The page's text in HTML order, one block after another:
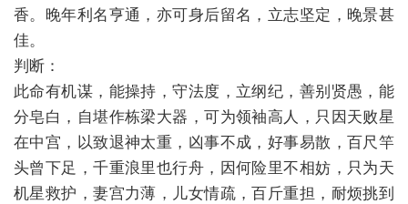
香。晚年利名亨通，亦可身后留名，立志坚定，晚景甚
佳。
判断：
此命有机谋，能操持，守法度，立纲纪，善别贤愚，能
分皂白，自堪作栋梁大器，可为领袖高人，只因天败星
在中宫，以致退神太重，凶事不成，好事易散，百尺竿
头曾下足，千重浪里也行舟，因何险里不相妨，只为天
机星救护，妻宫力薄，儿女情疏，百斤重担，耐烦挑到